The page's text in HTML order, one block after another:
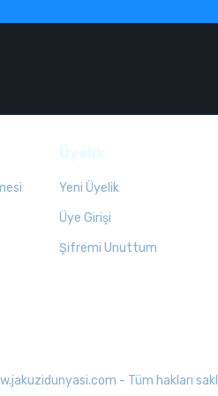
Yeni Üyelik
Üye Girişi
Şifremi Unuttum
- Tüm hakları